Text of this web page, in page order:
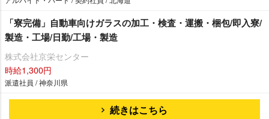
「寮完備」自動車向けガラスの加工・検査・運搬・梱包/即入寮/
製造・工場/日勤/工場・製造
株式会社京栄センター
時給1,300円
派遣社員 / 神奈川県
続きはこちら